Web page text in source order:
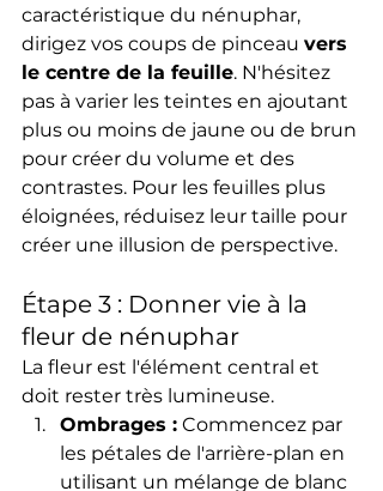
caractéristique du nénuphar,
dirigez vos coups de pinceau vers
le centre de la feuille. N'hésitez
pas à varier les teintes en ajoutant
plus ou moins de jaune ou de brun
pour créer du volume et des
contrastes. Pour les feuilles plus
éloignées, réduisez leur taille pour
créer une illusion de perspective.
Étape 3 : Donner vie à la
fleur de nénuphar
La fleur est l'élément central et
doit rester très lumineuse.
Ombrages : Commencez par
les pétales de l'arrière-plan en
utilisant un mélange de blanc